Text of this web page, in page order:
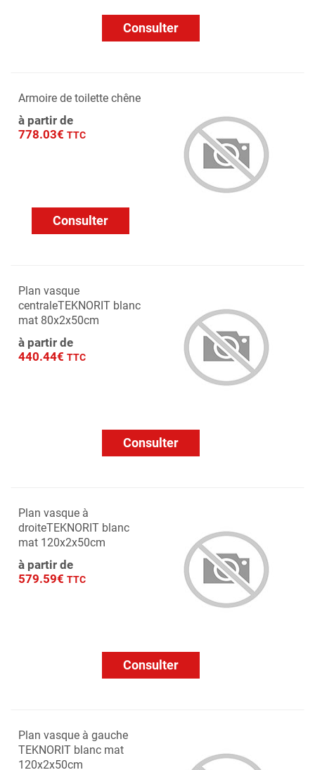
Consulter
Armoire de toilette chêne
à partir de
778.03€ TTC
Consulter
Plan vasque
centraleTEKNORIT blanc
mat 80x2x50cm
à partir de
440.44€ TTC
Consulter
Plan vasque à
droiteTEKNORIT blanc
mat 120x2x50cm
à partir de
579.59€ TTC
Consulter
Plan vasque à gauche
TEKNORIT blanc mat
120x2x50cm